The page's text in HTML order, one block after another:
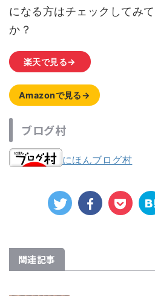
になる方はチェックしてみ
か？
楽天で見る→
Amazonで見る→
ブログ村
にほんブログ村
関連記事